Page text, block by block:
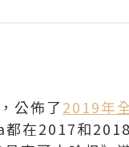
公佈了2019年
在2017和